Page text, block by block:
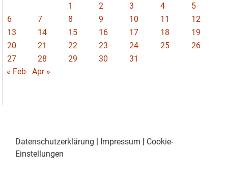
1 2 3 4
5
6
7 8 9 10 11
12
13
14 15 16 17 18
19
20
21 22 23 24 25
26
27
28 29 30
31
« Feb
Apr »
Datenschutzerklärung | Impressum | Cookie-
Einstellungen